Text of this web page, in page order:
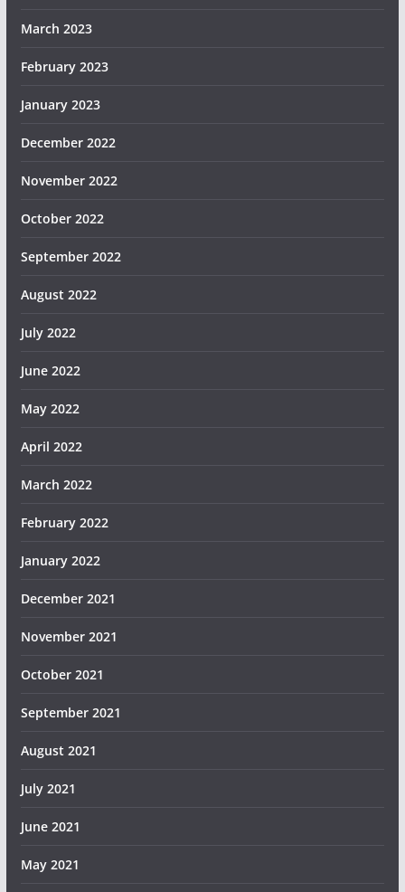
March 2023
February 2023
January 2023
December 2022
November 2022
October 2022
September 2022
August 2022
July 2022
June 2022
May 2022
April 2022
March 2022
February 2022
January 2022
December 2021
November 2021
October 2021
September 2021
August 2021
July 2021
June 2021
May 2021